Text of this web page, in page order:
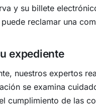
y su billete
reclamar una
expediente
nuestros expertos
se examina
cumplimiento de las